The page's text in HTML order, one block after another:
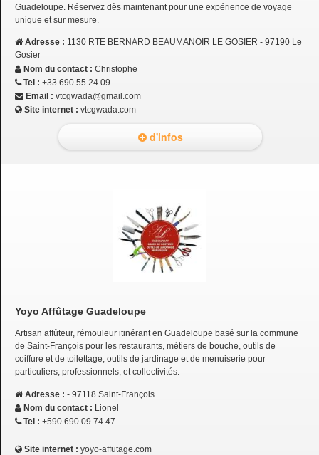
Guadeloupe. Réservez dès maintenant pour une expérience de voyage
unique et sur mesure.
Adresse : 1130 RTE BERNARD BEAUMANOIR LE GOSIER - 97190 Le
Gosier
Nom du contact : Christophe
Tel : +33 690.55.24.09
Email : vtcgwada@gmail.com
Site internet : vtcgwada.com
d'infos
Yoyo Affûtage Guadeloupe
Artisan affûteur, rémouleur itinérant en Guadeloupe basé sur la commune
de Saint-François pour les restaurants, métiers de bouche, outils de
coiffure et de toilettage, outils de jardinage et de menuiserie pour
particuliers, professionnels, et collectivités.
Adresse : - 97118 Saint-François
Nom du contact : Lionel
Tel : +590 690 09 74 47
Site internet : yoyo-affutage.com